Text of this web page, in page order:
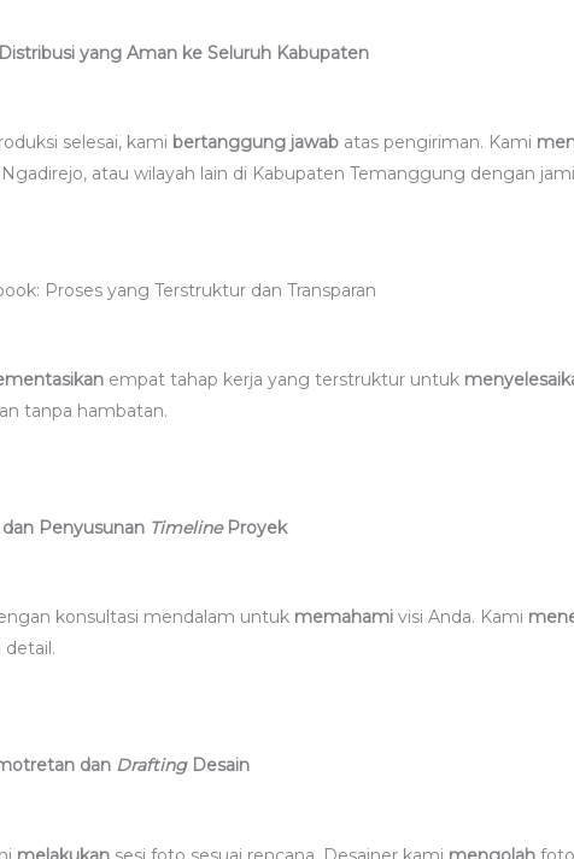
yang Aman ke Seluruh Kabupaten
selesai, kami bertanggung jawab atas pengiriman. Kami
Ngadirejo, atau wilayah lain di Kabupaten Temanggung dengan
Proses yang Terstruktur dan Transparan
empat tahap kerja yang terstruktur untuk
tanpa hambatan.
Penyusunan TimelineProyek
konsultasi mendalam untuk memahami visi Anda. Kami
detail.
dan DraftingDesain